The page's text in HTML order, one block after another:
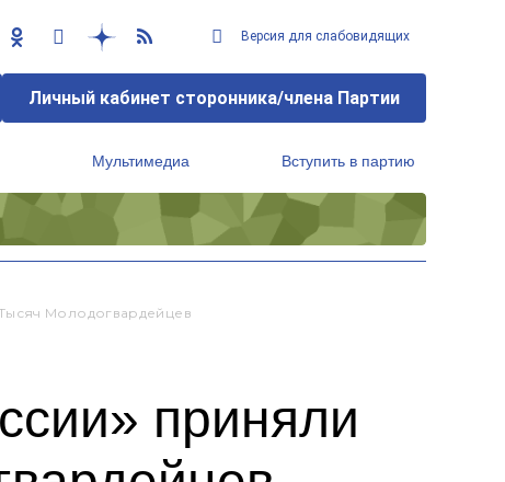
Версия для слабовидящих
Личный кабинет сторонника/члена Партии
Мультимедиа Вступить в партию
Молодогвардейцев
приняли